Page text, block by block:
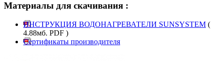
Материалы для скачивания :
ИНСТРУКЦИЯ ВОДОНАГРЕВАТЕЛИ SUNSYSTEM (
4.88мб. PDF )
Сертификаты производителя